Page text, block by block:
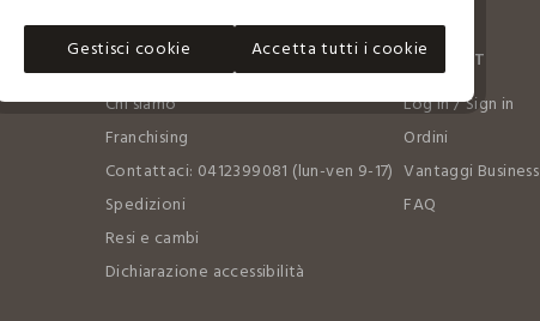
AZIENDA
Chi siamo
Franchising
Contattaci: 0412399081 (lun-ven 9-17)
Spedizioni
Resi e cambi
Dichiarazione accessibilità
ACCOUNT
Log in / Sign in
Ordini
Vantaggi Business
FAQ
Gestisci cookie Accetta tutti i cookie